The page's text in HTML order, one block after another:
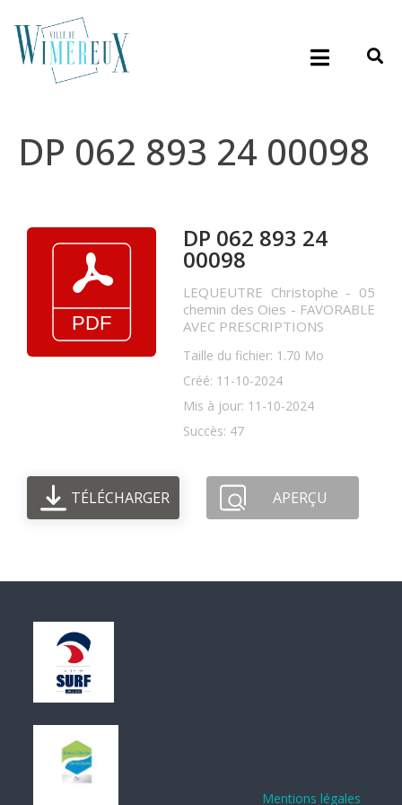
DP 062 893 24 00098
DP 062 893 24
00098
LEQUEUTRE Christophe - 05
chemin des Oies - FAVORABLE
AVEC PRESCRIPTIONS
Taille du fichier: 1.70 Mo
Créé: 11-10-2024
Mis à jour: 11-10-2024
Succès: 47
TÉLÉCHARGER APERÇU
Mentions légales